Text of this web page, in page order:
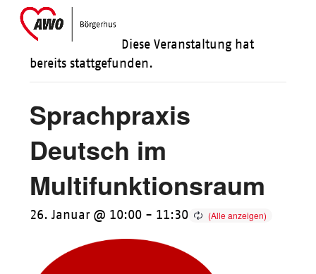
SkipOpen
mobile
Close
mobile
Diese Veranstaltung hat
bereits stattgefunden.
Sprachpraxis
Deutsch im
Multifunktionsraum
26. Januar @ 10:00 - 11:30